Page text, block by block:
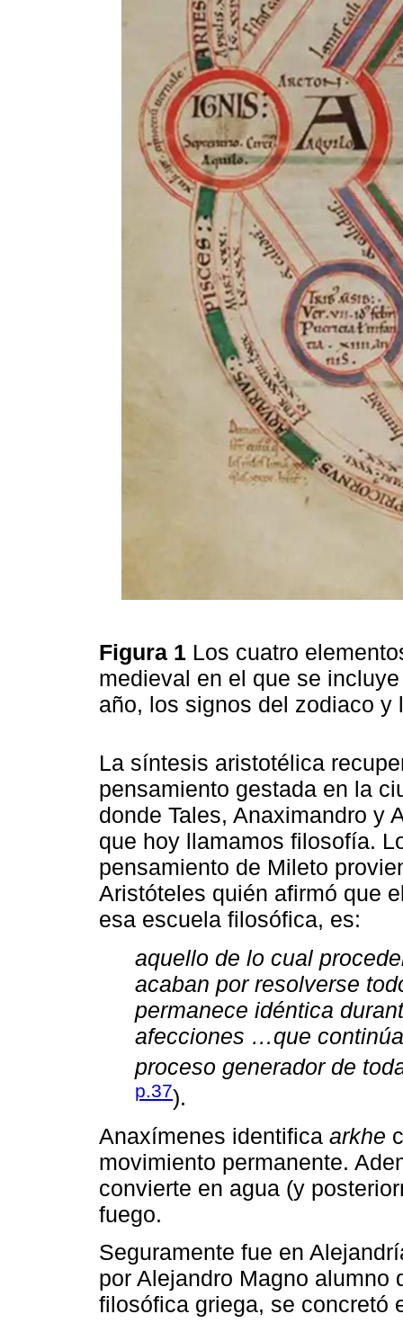
Figura 1 Los cuatro
medieval en el que se
año, los signos del zodiaco
La síntesis aristotélica
pensamiento gestada en la
donde Tales, Anaximandro y
que hoy llamamos filosofía.
pensamiento de Mileto
Aristóteles quién afirmó que
esa escuela filosófica, es:
aquello de lo cual
acaban por resolverse
permanece idéntica
afecciones …que
proceso generador de
p.37).
Anaxímenes identifica arkhe
movimiento permanente.
convierte en agua (y
fuego.
Seguramente fue en
por Alejandro Magno alumno
filosófica griega, se concretó